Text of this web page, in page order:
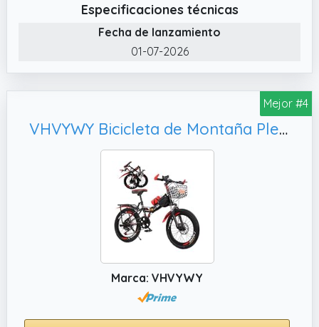
✔️ Experiencia de conducción cómoda: sillín
acolchado, altura ajustable, manillar cómodo
para una experiencia de conducción
cómoda.
✔️ MATERIALES DURADEROS Acero al
carbono grueso de alta calidad, acabado de
pintura duradero, adecuado para diferentes
Especificaciones técnicas
Fecha de lanzamiento
01-07-2026
Mejor #4
VHVYWY Bicicleta de Montaña Plegable de 18/20/22/24 Pulgadas con Cuerpo de Acero de Alto Carbono para Adulto y Niños con Amortiguador y Freno de Disco Doble Black Red,20IN
Marca: VHVYWY